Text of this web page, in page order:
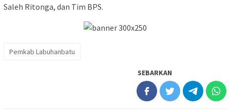
Saleh Ritonga, dan Tim BPS.
Pemkab Labuhanbatu
SEBARKAN